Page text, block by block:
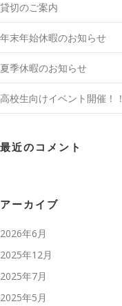
貸切のご案内
年末年始休暇のお知らせ
夏季休暇のお知らせ
高校生向けイベント開催！！
最近のコメント
アーカイブ
2026年6月
2025年12月
2025年7月
2025年5月